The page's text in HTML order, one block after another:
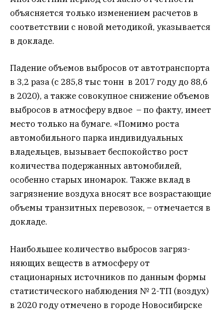
объясняется только изменением расчетов в
соответствии с новой методикой, указывается
в докладе.
Падение объемов выбросов от автотранспорта
в 3,2 раза (с 285,8 тыс тонн в 2017 году до 88,6
в 2020), а также совокупное снижение объемов
выбросов в атмосферу вдвое – по факту, имеет
место только на бумаге. «Помимо роста
автомобильного парка индивидуальных
владельцев, вызывает беспокойство рост
количества подержанных автомобилей,
особенно старых иномарок. Также вклад в
загрязнение воздуха вносят все возрастающие
объемы транзитных перевозок, – отмечается в
докладе.
Наибольшее количество выбросов загряз-
няющих веществ в атмосферу от
стационарных источников по данным формы
статистического наблюдения № 2-ТП (воздух)
в 2020 году отмечено в городе Новосибирске